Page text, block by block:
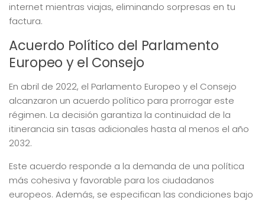
internet mientras viajas, eliminando sorpresas en tu
factura.
Acuerdo Político del Parlamento
Europeo y el Consejo
En abril de 2022, el Parlamento Europeo y el Consejo
alcanzaron un acuerdo político para prorrogar este
régimen. La decisión garantiza la continuidad de la
itinerancia sin tasas adicionales hasta al menos el año
2032.
Este acuerdo responde a la demanda de una política
más cohesiva y favorable para los ciudadanos
europeos. Además, se especifican las condiciones bajo